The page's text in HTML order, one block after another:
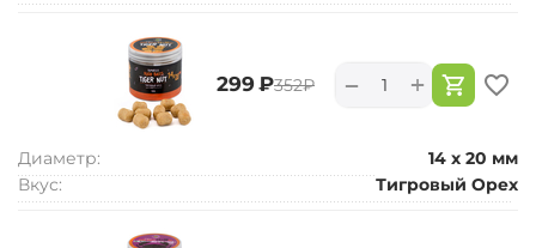
‍299‍ ₽‍352‍₽ +
−
Диаметр:
14 х 20 мм
Вкус:
Тигровый Орех